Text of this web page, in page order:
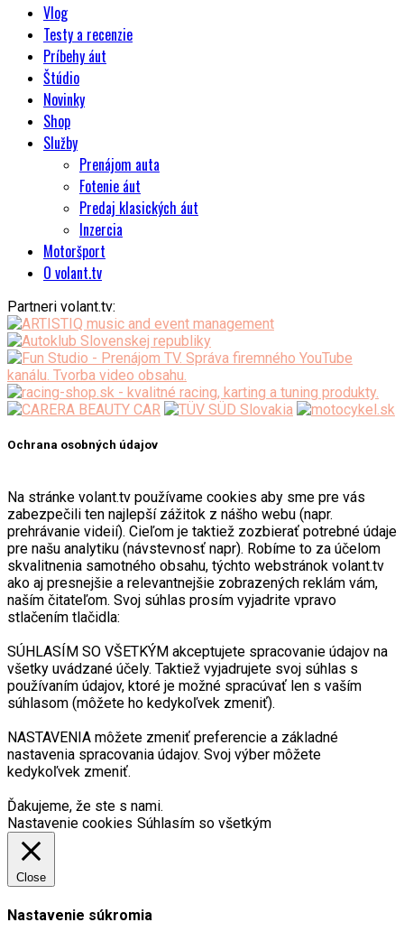
Vlog
Testy a recenzie
Príbehy áut
Štúdio
Novinky
Shop
Služby
Prenájom auta
Fotenie áut
Predaj klasických áut
Inzercia
Motoršport
O volant.tv
Partneri volant.tv:
Ochrana osobných údajov
Na stránke volant.tv používame cookies aby sme pre vás
zabezpečili ten najlepší zážitok z nášho webu (napr.
prehrávanie videií). Cieľom je taktiež zozbierať potrebné údaje
pre našu analytiku (návstevnosť napr). Robíme to za účelom
skvalitnenia samotného obsahu, týchto webstránok volant.tv
ako aj presnejšie a relevantnejšie zobrazených reklám vám,
naším čitateľom. Svoj súhlas prosím vyjadrite vpravo
stlačením tlačidla:
SÚHLASÍM SO VŠETKÝM akceptujete spracovanie údajov na
všetky uvádzané účely. Taktiež vyjadrujete svoj súhlas s
používaním údajov, ktoré je možné spracúvať len s vaším
súhlasom (môžete ho kedykoľvek zmeniť).
NASTAVENIA môžete zmeniť preferencie a základné
nastavenia spracovania údajov. Svoj výber môžete
kedykoľvek zmeniť.
Ďakujeme, že ste s nami.
Nastavenie cookies Súhlasím so všetkým
Close
Nastavenie súkromia